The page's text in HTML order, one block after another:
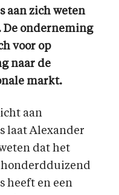
aan zich weten
De onderneming
voor op
naar de
markt.
aan
laat Alexander
dat het
heeft en een